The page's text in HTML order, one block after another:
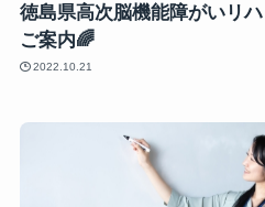
徳島県高次脳機能障がいリ
ご案内🌈
2022.10.21